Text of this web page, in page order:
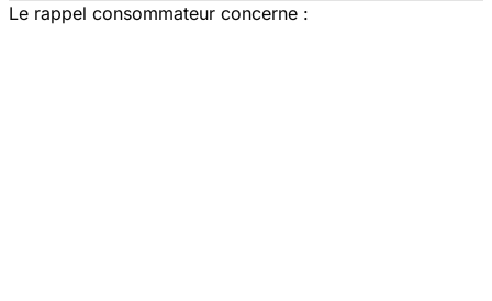
Le rappel consommateur concerne :